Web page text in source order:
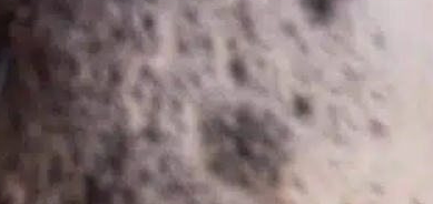
baño frecuente éxito de los propietarios
baño
mes de edad necesidad de alivio
necesidad
exterior
necesidades de baño necesidades
nuevo compañero
, pausas para ir al baño
vejiga